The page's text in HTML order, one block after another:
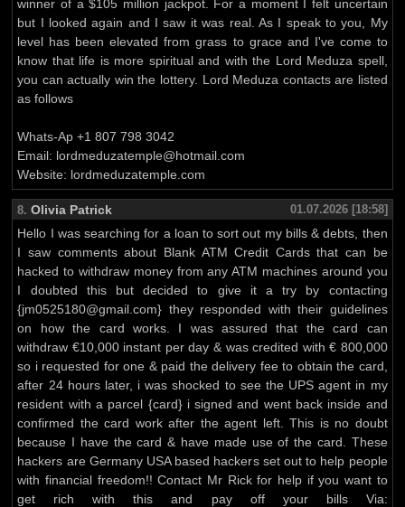
winner of a $105 million jackpot. For a moment I felt uncertain
but I looked again and I saw it was real. As I speak to you, My
level has been elevated from grass to grace and I've come to
know that life is more spiritual and with the Lord Meduza spell,
you can actually win the lottery. Lord Meduza contacts are listed
as follows
Whats-Ap +1 807 798 3042
Email: lordmeduzatemple@hotmail.com
Website: lordmeduzatemple.com
8. Olivia Patrick
01.07.2026 [18:58]
Hello I was searching for a loan to sort out my bills & debts, then
I saw comments about Blank ATM Credit Cards that can be
hacked to withdraw money from any ATM machines around you
I doubted this but decided to give it a try by contacting
{jm0525180@gmail.com} they responded with their guidelines
on how the card works. I was assured that the card can
withdraw €10,000 instant per day & was credited with € 800,000
so i requested for one & paid the delivery fee to obtain the card,
after 24 hours later, i was shocked to see the UPS agent in my
resident with a parcel {card} i signed and went back inside and
confirmed the card work after the agent left. This is no doubt
because I have the card & have made use of the card. These
hackers are Germany USA based hackers set out to help people
with financial freedom!! Contact Mr Rick for help if you want to
get rich with this and pay off your bills Via: